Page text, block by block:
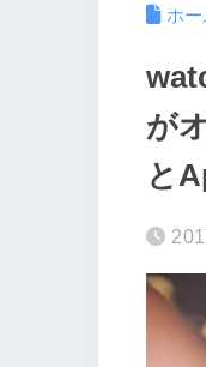
ホー
が
と